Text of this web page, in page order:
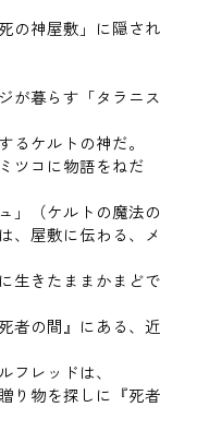
の神屋敷」に隠され
が暮らす「タラニス
るケルトの神だ。
ツコに物語をねだ
」（ケルトの魔法の
、屋敷に伝わる、メ
生きたままかまどで
者の間』にある、近
フレッドは、
り物を探しに『死者